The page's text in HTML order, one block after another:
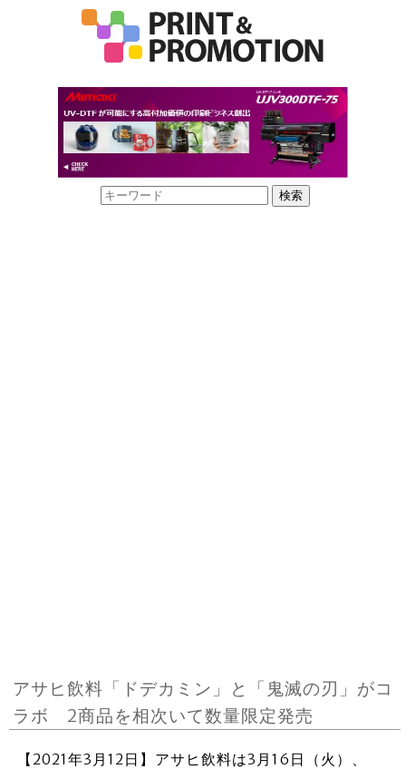
アサヒ飲料「ドデカミン」と「鬼滅の刃」がコ
ラボ 2商品を相次いて数量限定発売
【2021年3月12日】アサヒ飲料は3月16日（火）、